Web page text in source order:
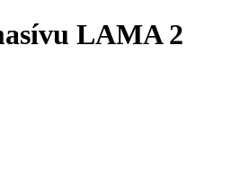
LAMA 2